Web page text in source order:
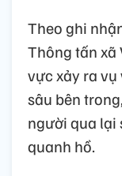
Theo ghi
Thông tấn xã
vực xảy ra
sâu bên
người qua lại
quanh hồ.